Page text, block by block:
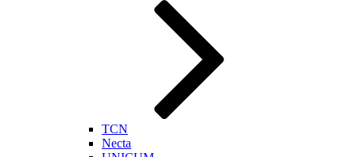
TCN
Necta